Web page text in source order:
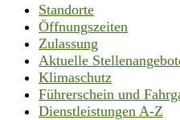
Standorte
Öffnungszeiten
Zulassung
Aktuelle
Klimaschutz
Führerschein und
Dienstleistungen A-Z